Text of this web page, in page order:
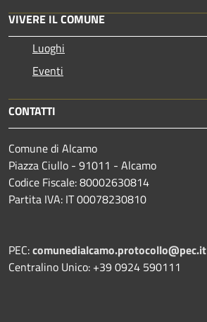
VIVERE IL COMUNE
Luoghi
Eventi
CONTATTI
Comune di Alcamo
Piazza Ciullo - 91011 - Alcamo
Codice Fiscale: 80002630814
Partita IVA: IT 00078230810
PEC:comunedialcamo.protocollo@pec.it
Centralino Unico: +39 0924 590111